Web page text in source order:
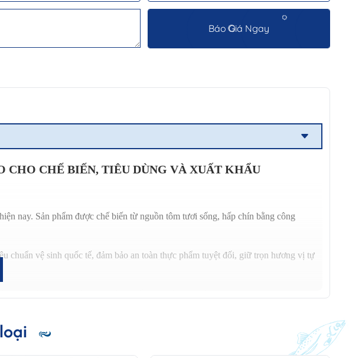
Báo Giá Ngay
CHO CHẾ BIẾN, TIÊU DÙNG VÀ XUẤT KHẨU
nay. Sản phẩm được chế biến từ nguồn tôm tươi sống, hấp chín bằng công
chuẩn vệ sinh quốc tế, đảm bảo an toàn thực phẩm tuyệt đối, giữ trọn hương vị tự